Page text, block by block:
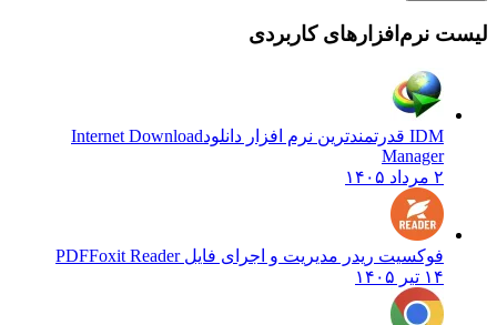
لیست نرم‌افزارهای کاربردی
IDM قدرتمندترین نرم افزار دانلود
Internet Download
Manager
۲ مرداد ۱۴۰۵
فوکسیت ریدر مدیریت و اجرای فایل PDFFoxit Reader
۱۴ تیر ۱۴۰۵